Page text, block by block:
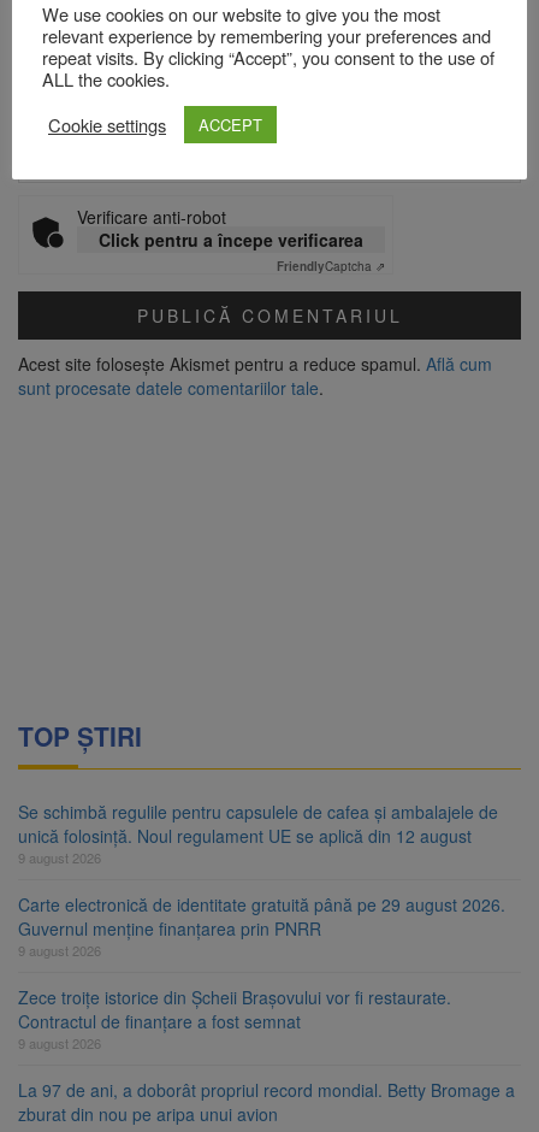
Email*
Site web
Verificare anti-robot
Click pentru a începe verificarea
FriendlyCaptcha ⇗
Acest site folosește Akismet pentru a reduce spamul. Află cum
sunt procesate datele comentariilor tale.
TOP ȘTIRI
Se schimbă regulile pentru capsulele de cafea și ambalajele de
unică folosință. Noul regulament UE se aplică din 12 august
9 august 2026
Carte electronică de identitate gratuită până pe 29 august 2026.
Guvernul menține finanțarea prin PNRR
9 august 2026
Zece troițe istorice din Șcheii Brașovului vor fi restaurate.
Contractul de finanțare a fost semnat
9 august 2026
La 97 de ani, a doborât propriul record mondial. Betty Bromage a
zburat din nou pe aripa unui avion
We use cookies on our website to give you the most
relevant experience by remembering your preferences and
repeat visits. By clicking “Accept”, you consent to the use of
ALL the cookies.
Cookie settings
ACCEPT